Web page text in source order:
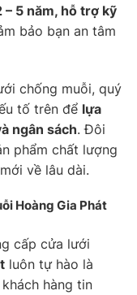
– 5 năm, hỗ trợ kỹ
bảo bạn an tâm
chống muỗi, quý
tố trên để lựa
ngân sách. Đôi
phẩm chất lượng
về lâu dài.
Hoàng Gia Phát
cấp cửa lưới
luôn tự hào là
hàng tin